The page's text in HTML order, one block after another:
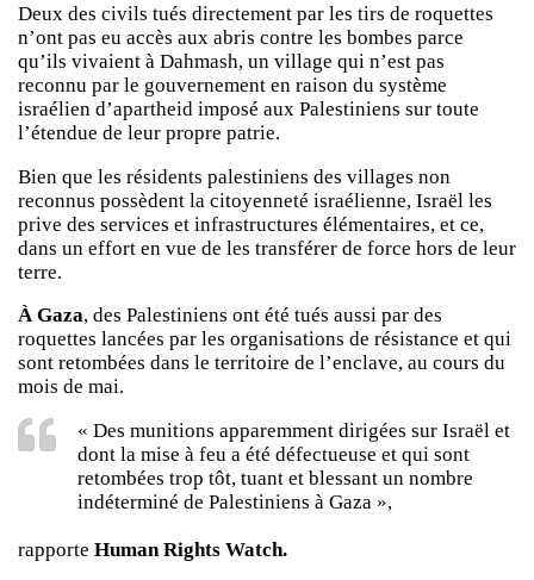
Deux des civils tués directement par les tirs de roquettes
n’ont pas eu accès aux abris contre les bombes parce
qu’ils vivaient à Dahmash, un village qui n’est pas
reconnu par le gouvernement en raison du système
israélien d’apartheid imposé aux Palestiniens sur toute
l’étendue de leur propre patrie.
Bien que les résidents palestiniens des villages non
reconnus possèdent la citoyenneté israélienne, Israël les
prive des services et infrastructures élémentaires, et ce,
dans un effort en vue de les transférer de force hors de leur
terre.
À Gaza, des Palestiniens ont été tués aussi par des
roquettes lancées par les organisations de résistance et qui
sont retombées dans le territoire de l’enclave, au cours du
mois de mai.
« Des munitions apparemment dirigées sur Israël et
dont la mise à feu a été défectueuse et qui sont
retombées trop tôt, tuant et blessant un nombre
indéterminé de Palestiniens à Gaza »,
rapporte Human Rights Watch.